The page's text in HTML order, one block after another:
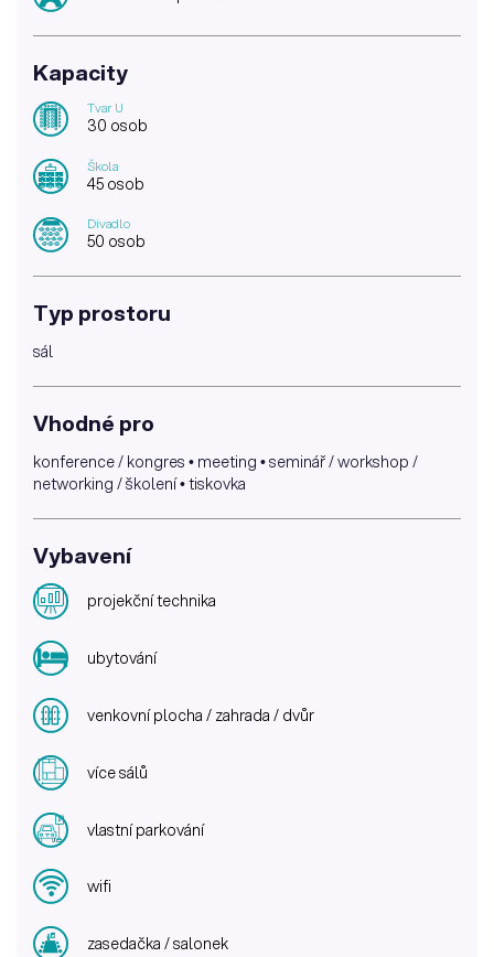
Kapacity
Tvar U
30 osob
Škola
45 osob
Divadlo
50 osob
Typ prostoru
sál
Vhodné pro
konference / kongres • meeting • seminář / workshop /
networking / školení • tiskovka
Vybavení
projekční technika
ubytování
venkovní plocha / zahrada / dvůr
více sálů
vlastní parkování
wifi
zasedačka / salonek